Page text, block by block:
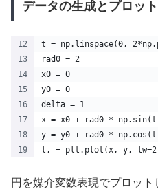
データの生成とプロット
t = np.linspace(0,
rad0 = 2
x0 = 0
y0 = 0
delta = 1
x = x0 + rad0 *
y = y0 + rad0 *
l, = plt.plot(x, y,
円を媒介変数表現でプロッ